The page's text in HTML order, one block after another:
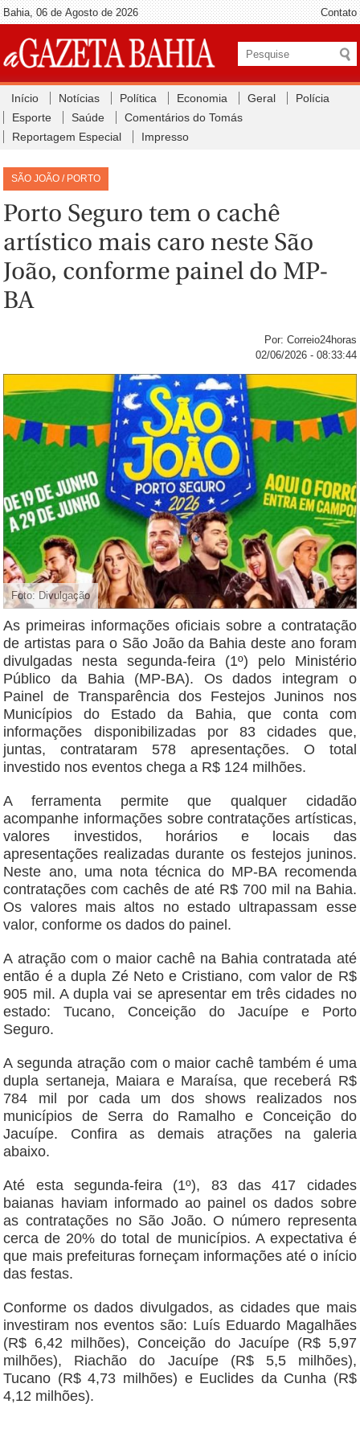
Bahia, 06 de Agosto de 2026 Contato
Início Notícias Política Economia Geral
Polícia
Esporte
Saúde
Comentários do Tomás
Reportagem Especial
Impresso
SÃO JOÃO / PORTO
Porto Seguro tem o cachê
artístico mais caro neste São
João, conforme painel do MP-
BA
Por: Correio24horas
02/06/2026 - 08:33:44
Foto: Divulgação
As primeiras informações oficiais sobre a contratação
de artistas para o São João da Bahia deste ano foram
divulgadas nesta segunda-feira (1º) pelo Ministério
Público da Bahia (MP-BA). Os dados integram o
Painel de Transparência dos Festejos Juninos nos
Municípios do Estado da Bahia, que conta com
informações disponibilizadas por 83 cidades que,
juntas, contrataram 578 apresentações. O total
investido nos eventos chega a R$ 124 milhões.
A ferramenta permite que qualquer cidadão
acompanhe informações sobre contratações artísticas,
valores investidos, horários e locais das
apresentações realizadas durante os festejos juninos.
Neste ano, uma nota técnica do MP-BA recomenda
contratações com cachês de até R$ 700 mil na Bahia.
Os valores mais altos no estado ultrapassam esse
valor, conforme os dados do painel.
A atração com o maior cachê na Bahia contratada até
então é a dupla Zé Neto e Cristiano, com valor de R$
905 mil. A dupla vai se apresentar em três cidades no
estado: Tucano, Conceição do Jacuípe e Porto
Seguro.
A segunda atração com o maior cachê também é uma
dupla sertaneja, Maiara e Maraísa, que receberá R$
784 mil por cada um dos shows realizados nos
municípios de Serra do Ramalho e Conceição do
Jacuípe. Confira as demais atrações na galeria
abaixo.
Até esta segunda-feira (1º), 83 das 417 cidades
baianas haviam informado ao painel os dados sobre
as contratações no São João. O número representa
cerca de 20% do total de municípios. A expectativa é
que mais prefeituras forneçam informações até o início
das festas.
Conforme os dados divulgados, as cidades que mais
investiram nos eventos são: Luís Eduardo Magalhães
(R$ 6,42 milhões), Conceição do Jacuípe (R$ 5,97
milhões), Riachão do Jacuípe (R$ 5,5 milhões),
Tucano (R$ 4,73 milhões) e Euclides da Cunha (R$
4,12 milhões).